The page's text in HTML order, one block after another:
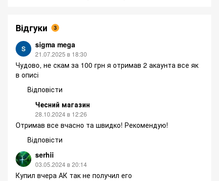
Відгуки 3
sigma mega
21.07.2025 в 18:30
Чудово, не скам за 100 грн я отримав 2 акаунта все як
в описі
Відповісти
Чесний магазин
28.10.2024 в 12:26
Отримав все вчасно та швидко! Рекомендую!
Відповісти
serhii
03.05.2024 в 20:14
Купил вчера АК так не получил его